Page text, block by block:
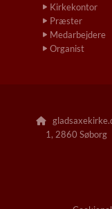
Kirkekontor
Præster
Medarbejdere
Organist

1, 2860 Søborg